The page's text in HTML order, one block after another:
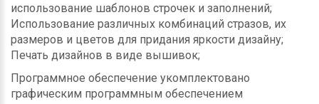
использование шаблонов строчек и заполнений;
Использование различных комбинаций стразов, их
размеров и цветов для придания яркости дизайну;
Печать дизайнов в виде вышивок;
Программное обеспечение укомплектовано
графическим программным обеспечением